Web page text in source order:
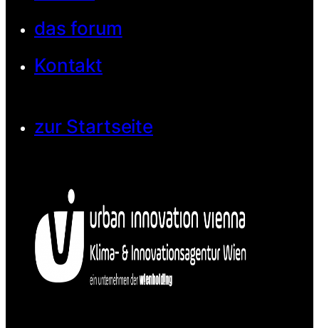
das forum
Kontakt
zur Startseite